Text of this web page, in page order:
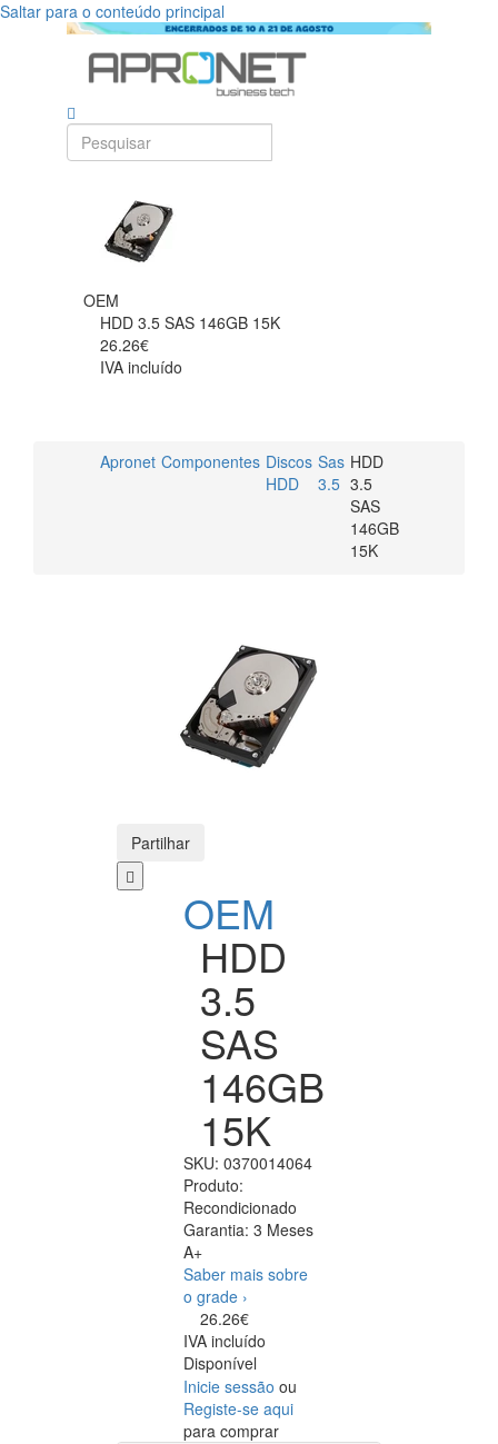
Saltar para o conteúdo principal
OEM
HDD 3.5 SAS 146GB 15K
26.26€
IVA incluído
Apronet Componentes Discos
HDD
Sas
3.5
HDD
3.5
SAS
146GB
15K
Partilhar
OEM
HDD
3.5
SAS
146GB
15K
SKU: 0370014064
Produto:
Recondicionado
Garantia: 3 Meses
A+
Saber mais sobre
o grade ›
26.26€
IVA incluído
Disponível
Inicie sessão ou
Registe-se aqui
para comprar